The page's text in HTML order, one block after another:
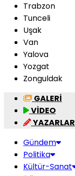
Trabzon
Tunceli
Uşak
Van
Yalova
Yozgat
Zonguldak
GALERİ
VİDEO
YAZARLAR
Gündem
Politika
Kültür-Sanat